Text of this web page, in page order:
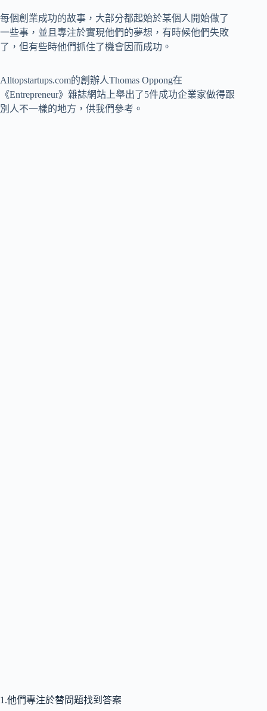
每個創業成功的故事，大部分都起始於某個人開始做了
一些事，並且專注於實現他們的夢想，有時候他們失敗
了，但有些時他們抓住了機會因而成功。
Alltopstartups.com的創辦人Thomas Oppong在
《Entrepreneur》雜誌網站上舉出了5件成功企業家做得跟
別人不一樣的地方，供我們參考。
1.他們專注於替問題找到答案